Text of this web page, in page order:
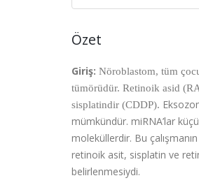
Özet
Giriş: Nöroblastom, tüm
tümörüdür. Retinoik asid
sisplatindir (CDDP).
mümkündür. miRNA’lar
moleküllerdir. Bu
retinoik asit, sisplatin ve
belirlenmesiydi.